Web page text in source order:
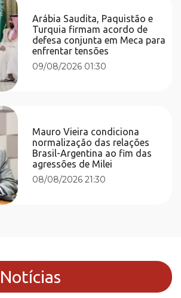
Arábia Saudita, Paquistão e
Turquia firmam acordo de
defesa conjunta em Meca para
enfrentar tensões
09/08/2026 01:30
Mauro Vieira condiciona
normalização das relações
Brasil-Argentina ao fim das
agressões de Milei
08/08/2026 21:30